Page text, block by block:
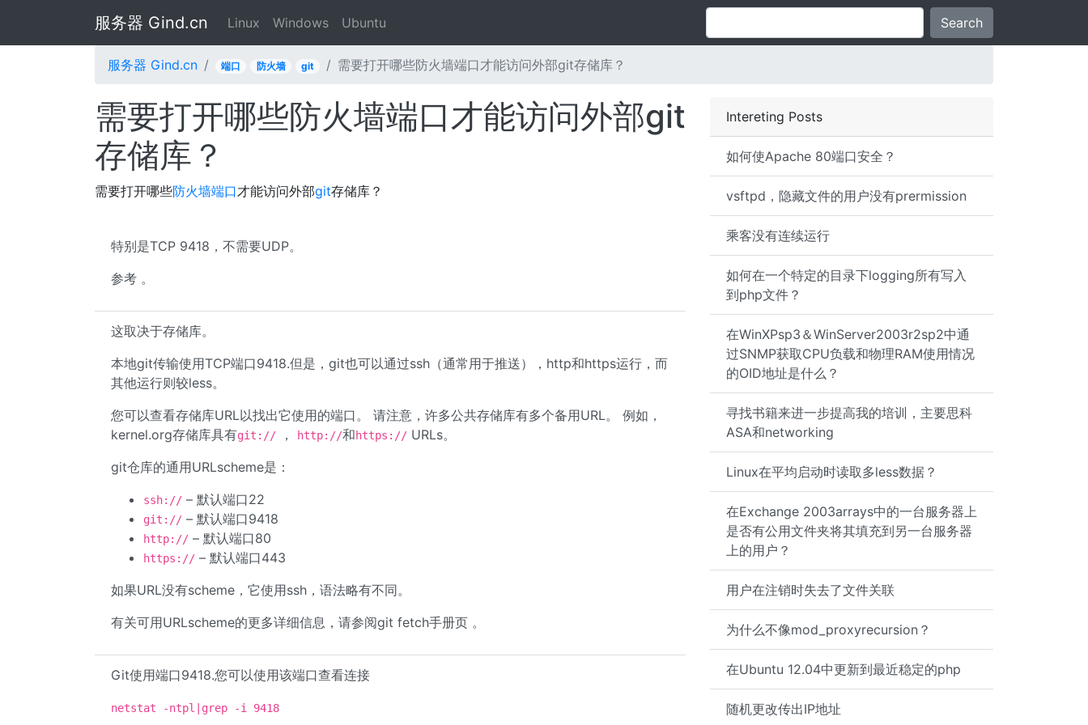
服务器 Gind.cn Linux Windows Ubuntu Search
服务器 Gind.cn 端口 防火墙 git 需要打开哪些防火墙端口才能访问外部git存储库？
Intereting Posts
如何使Apache 80端口安全？
vsftpd，隐藏文件的用户没有prermission
乘客没有连续运行
如何在一个特定的目录下logging所有写入
到php文件？
在WinXPsp3＆WinServer2003r2sp2中通
过SNMP获取CPU负载和物理RAM使用情况
的OID地址是什么？
寻找书籍来进一步提高我的培训，主要思科
ASA和networking
Linux在平均启动时读取多less数据？
在Exchange 2003arrays中的一台服务器上
是否有公用文件夹将其填充到另一台服务器
上的用户？
用户在注销时失去了文件关联
为什么不像mod_proxyrecursion？
在Ubuntu 12.04中更新到最近稳定的php
随机更改传出IP地址
需要打开哪些防火墙端口才能访问外部git
存储库？
需要打开哪些防火墙端口才能访问外部git存储库？
特别是TCP 9418，不需要UDP。
参考 。
这取决于存储库。
本地git传输使用TCP端口9418.但是，git也可以通过ssh（通常用于推送），http和https运行，而
其他运行则较less。
您可以查看存储库URL以找出它使用的端口。 请注意，许多公共存储库有多个备用URL。 例如，
kernel.org存储库具有git:// ， http://和https:// URLs。
git仓库的通用URLscheme是：
ssh:// – 默认端口22
git:// – 默认端口9418
http:// – 默认端口80
https:// – 默认端口443
如果URL没有scheme，它使用ssh，语法略有不同。
有关可用URLscheme的更多详细信息，请参阅git fetch手册页 。
Git使用端口9418.您可以使用该端口查看连接
netstat -ntpl|grep -i 9418